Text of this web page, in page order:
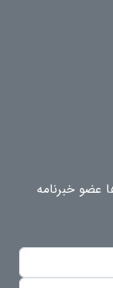
عضو خبرنامه